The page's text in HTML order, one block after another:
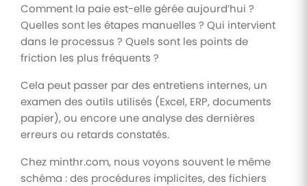
Comment la paie est-elle gérée aujourd’hui ?
Quelles sont les étapes manuelles ? Qui intervient
dans le processus ? Quels sont les points de
friction les plus fréquents ?
Cela peut passer par des entretiens internes, un
examen des outils utilisés (Excel, ERP, documents
papier), ou encore une analyse des dernières
erreurs ou retards constatés.
Chez minthr.com, nous voyons souvent le même
schéma : des procédures implicites, des fichiers